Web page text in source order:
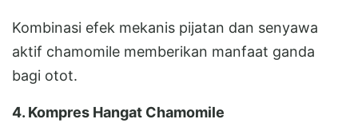
Kombinasi efek mekanis pijatan dan senyawa
aktif chamomile memberikan manfaat ganda
bagi otot.
4. Kompres Hangat Chamomile